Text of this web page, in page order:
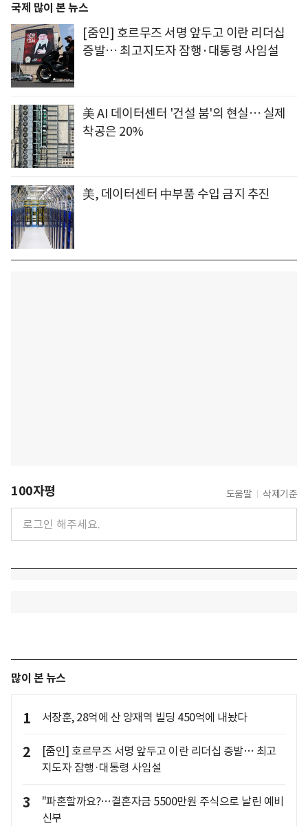
국제 많이 본 뉴스
[줌인] 호르무즈 서명 앞두고 이란 리더십
증발… 최고지도자 잠행·대통령 사임설
美 AI 데이터센터 '건설 붐'의 현실… 실제
착공은 20%
美, 데이터센터 中부품 수입 금지 추진
100자평 도움말 삭제기준
많이 본 뉴스
1 서장훈, 28억에 산 양재역 빌딩 450억에 내놨다
2
[줌인] 호르무즈 서명 앞두고 이란 리더십 증발… 최고
지도자 잠행·대통령 사임설
3
"파혼할까요?…결혼자금 5500만원 주식으로 날린 예비
신부